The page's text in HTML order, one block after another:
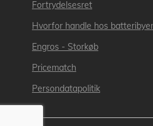
Fortrydelsesret
Hvorfor handle hos
Engros - Storkøb
Pricematch
Persondatapolitik